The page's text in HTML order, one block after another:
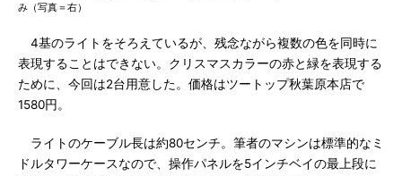
み（写真＝右）
4基のライトをそろえているが、残念ながら複数の色を同時に
表現することはできない。クリスマスカラーの赤と緑を表現する
ために、今回は2台用意した。価格はツートップ秋葉原本店で
1580円。
ライトのケーブル長は約80センチ。筆者のマシンは標準的なミ
ドルタワーケースなので、操作パネルを5インチベイの最上段に